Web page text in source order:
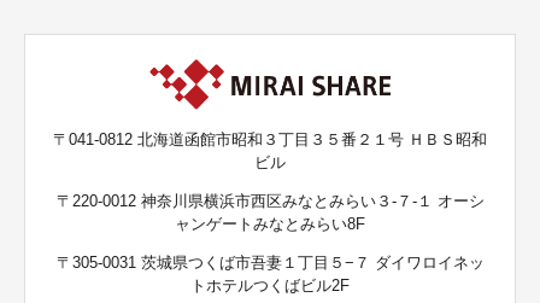
〒041-0812 北海道函館市昭和３丁目３５番２１号 ＨＢＳ昭和
ビル
〒220-0012 神奈川県横浜市西区みなとみらい３-７-１ オーシ
ャンゲートみなとみらい8F
〒305-0031 茨城県つくば市吾妻１丁目５−７ ダイワロイネッ
トホテルつくばビル2F